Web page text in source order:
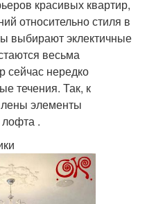
красивых квартир,
относительно стиля в
выбирают эклектичные
весьма
сейчас нередко
течения. Так, к
элементы
.